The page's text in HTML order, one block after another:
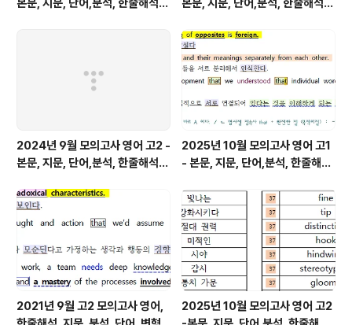
본문, 지문, 단어,분석, 한줄해석,
본문, 지문, 단어,분석, 한줄해석,
2024년 9월 모의고사 영어 고2 -
본문, 지문, 단어,분석, 한줄해석,
2025년 10월 모의고사 영어 고1
- 본문, 지문, 단어,분석, 한줄해석,
2021년 9월 고2 모의고사 영어,
2025년 10월 모의고사 영어 고2